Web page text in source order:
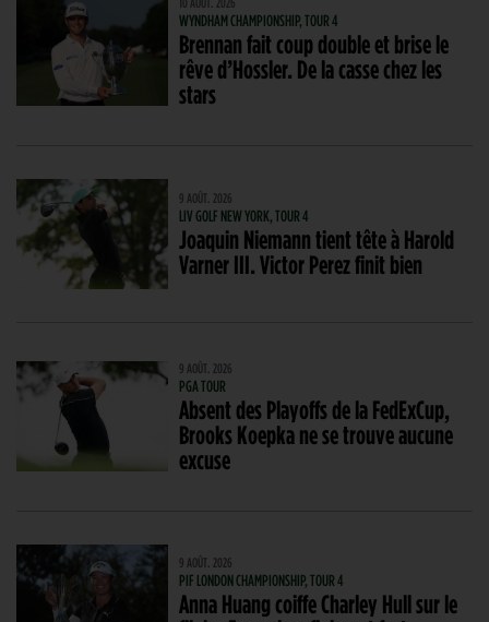
WYNDHAM CHAMPIONSHIP, TOUR 4
Brennan fait coup double et brise le
rêve d’Hossler. De la casse chez les
stars
9 AOÛT. 2026
LIV GOLF NEW YORK, TOUR 4
Joaquin Niemann tient tête à Harold
Varner III. Victor Perez finit bien
9 AOÛT. 2026
PGA TOUR
Absent des Playoffs de la FedExCup,
Brooks Koepka ne se trouve aucune
excuse
9 AOÛT. 2026
PIF LONDON CHAMPIONSHIP, TOUR 4
Anna Huang coiffe Charley Hull sur le